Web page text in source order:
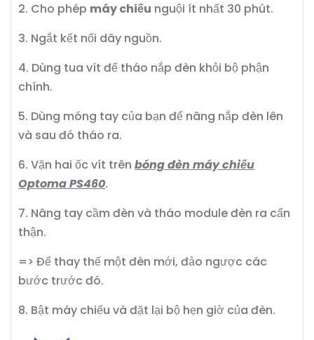
2. Cho phép máy chiếu nguội ít nhất 30 phút.
3. Ngắt kết nối dây nguồn.
4. Dùng tua vít để tháo nắp đèn khỏi bộ phận
chính.
5. Dùng móng tay của bạn để nâng nắp đèn lên
và sau đó tháo ra.
6. Vặn hai ốc vít trên bóng đèn máy chiếu
Optoma PS460.
7. Nâng tay cầm đèn và tháo module đèn ra cẩn
thận.
=> Để thay thế một đèn mới, đảo ngược các
bước trước đó.
8. Bật máy chiếu và đặt lại bộ hẹn giờ của đèn.